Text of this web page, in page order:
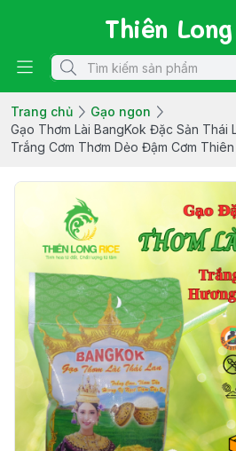
Thiên
Trang chủ
Gạo ngon
Gạo Thơm Lài BangKok Đặc Sản Thái
Trắng Cơm Thơm Dẻo Đậm Cơm